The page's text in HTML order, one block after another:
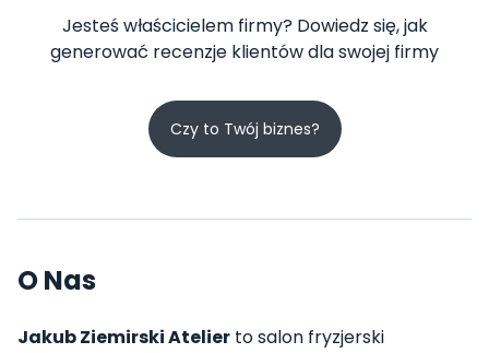
Jesteś właścicielem firmy? Dowiedz się, jak
generować recenzje klientów dla swojej firmy
Czy to Twój biznes?
O Nas
Jakub Ziemirski Atelier to salon fryzjerski